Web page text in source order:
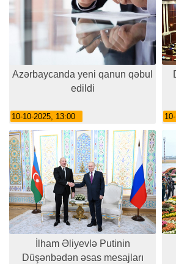
Azərbaycanda yeni qanun qəbul
edildi
10-10-2025, 13:00
İlham Əliyevlə Putinin
Düşənbədən əsas mesajları